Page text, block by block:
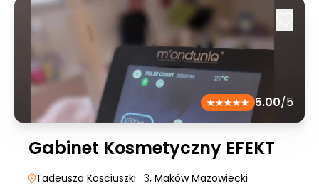
5.00/5
Gabinet Kosmetyczny EFEKT
Tadeusza Kosciuszki | 3, Maków Mazowiecki